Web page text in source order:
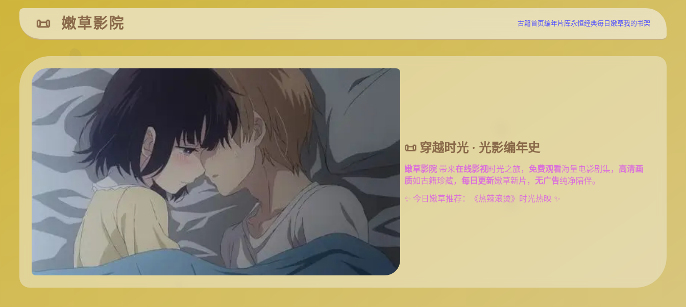
📜 嫩草影院 古籍首页编年片库永恒经典每日嫩草我的书架
📜 穿越时光 · 光影编年史
嫩草影院 带来在线影视时光之旅，免费观看海量电影剧集， 高清画
质如古籍珍藏，每日更新嫩草新片， 无广告纯净陪伴。
✨ 今日嫩草推荐：《热辣滚烫》时光热映 ✨